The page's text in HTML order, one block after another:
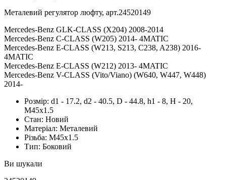
Металевий регулятор люфту, арт.24520149
Mercedes-Benz GLK-CLASS (X204) 2008-2014
Mercedes-Benz С-CLASS (W205) 2014- 4MATIC
Mercedes-Benz E-CLASS (W213, S213, C238, A238) 2016-
4MATIC
Mercedes-Benz E-CLASS (W212) 2013- 4MATIC
Mercedes-Benz V-CLASS (Vito/Viano) (W640, W447, W448)
2014-
Розмір: d1 - 17.2, d2 - 40.5, D - 44.8, h1 - 8, H - 20,
M45x1.5
Стан: Новий
Матеріал: Металевий
Різьба: M45x1.5
Тип: Боковий
Ви шукали